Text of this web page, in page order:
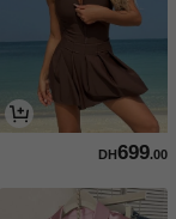
DH699.00